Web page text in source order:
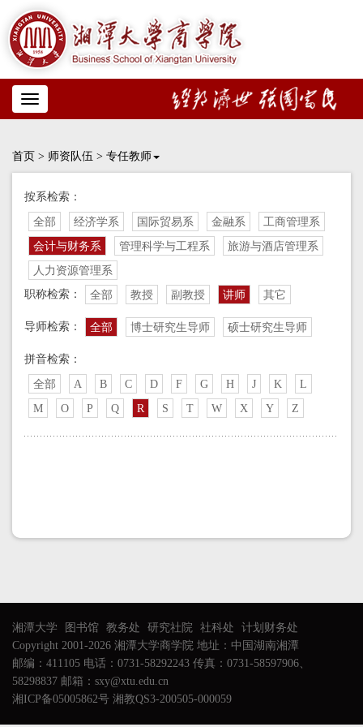
Toggle
navigation
首页 > 师资队伍 > 专任教师
按系检索：
全部 经济学系 国际贸易系 金融系
工商管理系
会计与财务系
管理科学与工程系
旅游与酒店管理系
人力资源管理系
职称检索：
全部 教授 副教授 讲师 其它
导师检索： 全部 博士研究生导师 硕士研究生导师
拼音检索：
全部 A B C D F G H J K
L
M
O P Q R S T W X Y Z
湘潭大学 图书馆 教务处 研究社院 社科处
计划财务处
Copyright 2001-2026 湘潭大学商学院 地址：中国湖南湘潭
邮编：411105 电话：0731-58292243 传真：0731-58597906、
58298837 邮箱：sxy@xtu.edu.cn
湘ICP备05005862号 湘教QS3-200505-000059